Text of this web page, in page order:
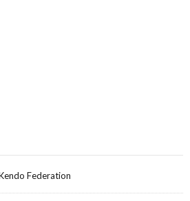
Federation